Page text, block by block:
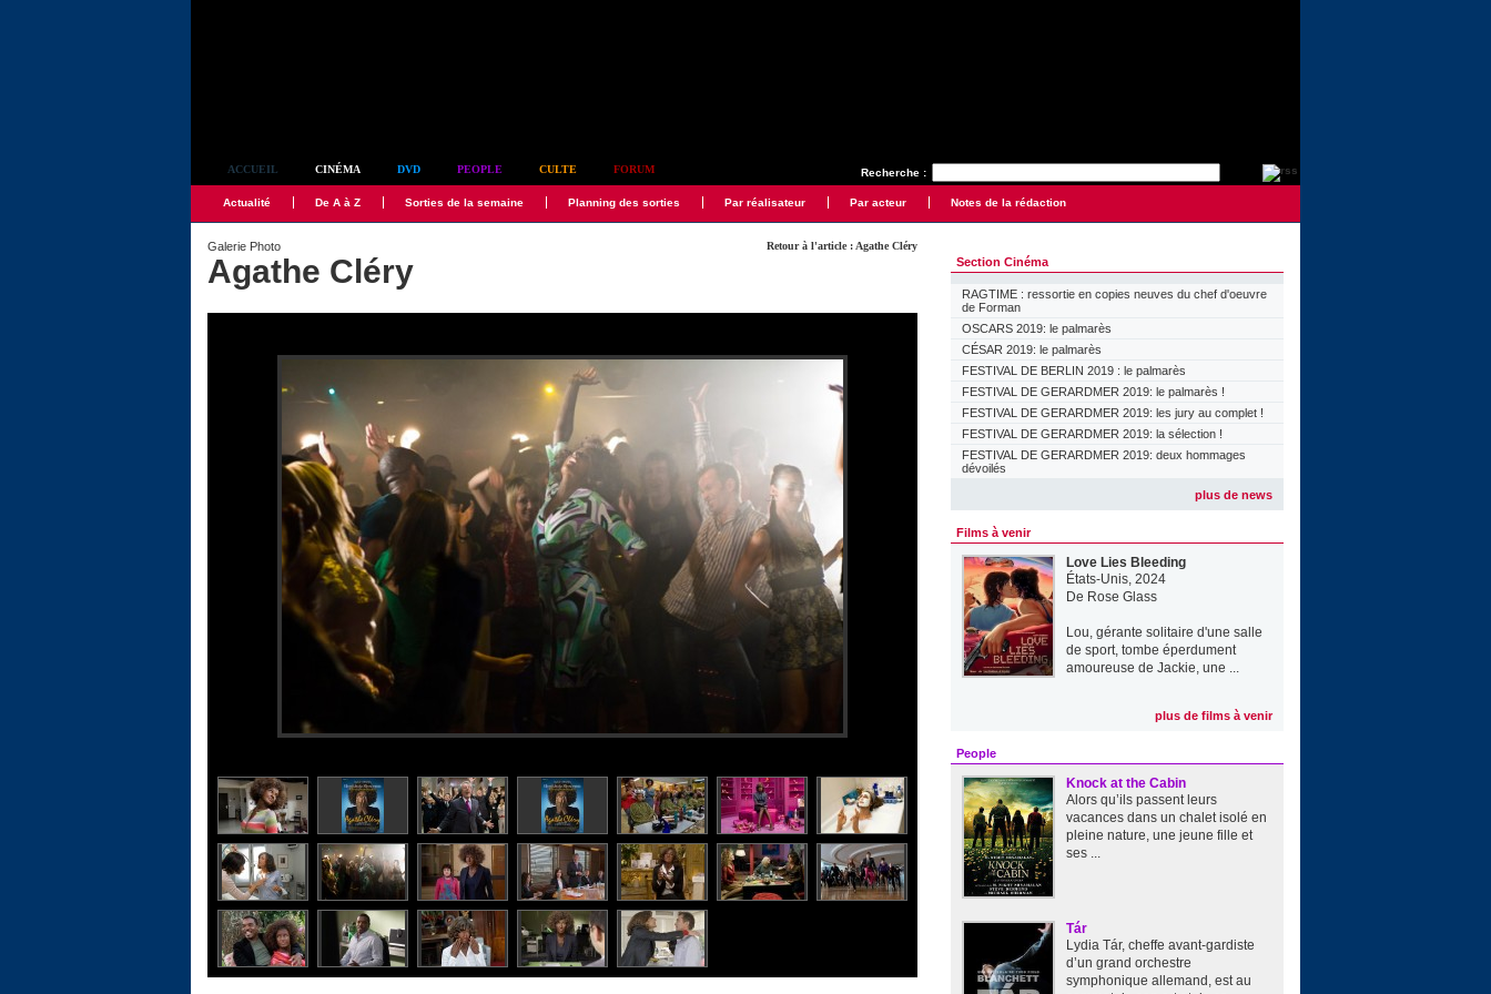
Recherche :
ACCUEIL CINÉMA DVD PEOPLE CULTE FORUM
Actualité De A à Z Sorties de la semaine Planning des sorties Par réalisateur Par acteur Notes de la rédaction
Retour à l'article : Agathe Cléry
Galerie Photo
Agathe Cléry Section Cinéma
RAGTIME : ressortie en copies neuves du chef d'oeuvre
de Forman
OSCARS 2019: le palmarès
CÉSAR 2019: le palmarès
FESTIVAL DE BERLIN 2019 : le palmarès
FESTIVAL DE GERARDMER 2019: le palmarès !
FESTIVAL DE GERARDMER 2019: les jury au complet !
FESTIVAL DE GERARDMER 2019: la sélection !
FESTIVAL DE GERARDMER 2019: deux hommages
dévoilés
plus de news
Films à venir
Love Lies Bleeding
États-Unis, 2024
De Rose Glass
Lou, gérante solitaire d'une salle
de sport, tombe éperdument
amoureuse de Jackie, une ...
plus de films à venir
People
Knock at the Cabin
Alors qu’ils passent leurs
vacances dans un chalet isolé en
pleine nature, une jeune fille et
ses ...
Tár
Lydia Tár, cheffe avant-gardiste
d’un grand orchestre
symphonique allemand, est au